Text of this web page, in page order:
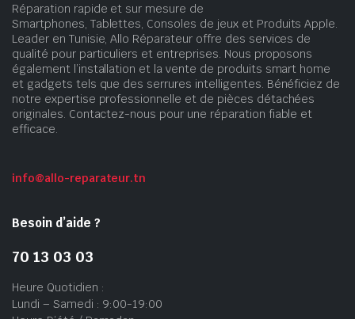
Réparation rapide et sur mesure de
Smartphones, Tablettes, Consoles de jeux et Produits Apple.
Leader en Tunisie, Allo Réparateur offre des services de
qualité pour particuliers et entreprises. Nous proposons
également l’installation et la vente de produits smart home
et gadgets tels que des serrures intelligentes. Bénéficiez de
notre expertise professionnelle et de pièces détachées
originales. Contactez-nous pour une réparation fiable et
efficace.
info@allo-reparateur.tn
Besoin d’aide ?
70 13 03 03
Heure Quotidien :
Lundi – Samedi : 9:00-19:00